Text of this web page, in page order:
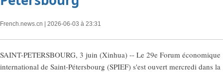
French.news.cn | 2026-06-03 à 23:31
SAINT-PETERSBOURG, 3 juin (Xinhua) -- Le 29e Forum économique
international de Saint-Pétersbourg (SPIEF) s'est ouvert mercredi dans la